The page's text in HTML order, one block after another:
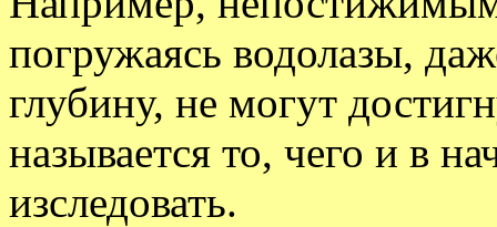
погружаясь водолазы,
глубину, не могут
называется то, чего и в
изследовать.